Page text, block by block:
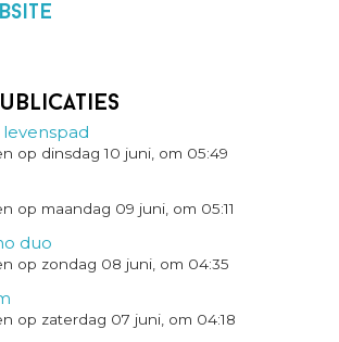
op dinsdag 10 juni, om 05:49
op maandag 09 juni, om 05:11
duo
op zondag 08 juni, om 04:35
op zaterdag 07 juni, om 04:18